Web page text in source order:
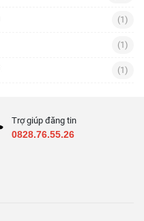
(1)
(1)
(1)
Trợ giúp đăng tin
0828.76.55.26